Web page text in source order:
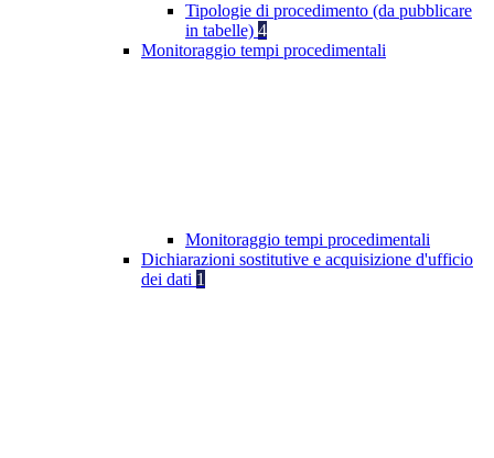
Tipologie di procedimento (da pubblicare
in tabelle) 4
Monitoraggio tempi procedimentali
Monitoraggio tempi procedimentali
Dichiarazioni sostitutive e acquisizione d'ufficio
dei dati 1